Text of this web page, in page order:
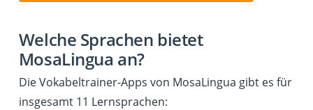
Welche Sprachen bietet
MosaLingua an?
Die Vokabeltrainer-Apps von MosaLingua gibt es für
insgesamt 11 Lernsprachen: